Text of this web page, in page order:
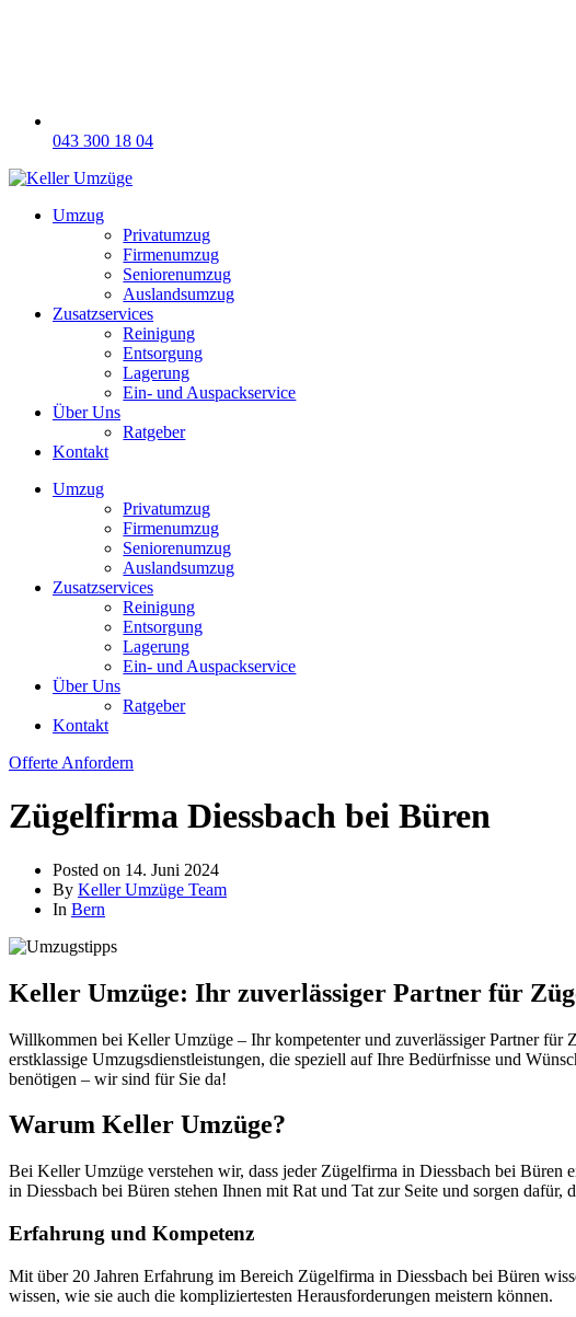
043 300 18 04
Umzug
Privatumzug
Firmenumzug
Seniorenumzug
Auslandsumzug
Zusatzservices
Reinigung
Entsorgung
Lagerung
Ein- und Auspackservice
Über Uns
Ratgeber
Kontakt
Umzug
Privatumzug
Firmenumzug
Seniorenumzug
Auslandsumzug
Zusatzservices
Reinigung
Entsorgung
Lagerung
Ein- und Auspackservice
Über Uns
Ratgeber
Kontakt
Offerte Anfordern
Zügelfirma Diessbach bei Büren
Posted on 14. Juni 2024
By Keller Umzüge Team
In Bern
Keller Umzüge: Ihr zuverlässiger Partner für
Willkommen bei Keller Umzüge – Ihr kompetenter und zuverlässiger Partner
erstklassige Umzugsdienstleistungen, die speziell auf Ihre Bedürfnisse und
benötigen – wir sind für Sie da!
Warum Keller Umzüge?
Bei Keller Umzüge verstehen wir, dass jeder Zügelfirma in Diessbach bei
in Diessbach bei Büren stehen Ihnen mit Rat und Tat zur Seite und sorgen
Erfahrung und Kompetenz
Mit über 20 Jahren Erfahrung im Bereich Zügelfirma in Diessbach bei Büren
wissen, wie sie auch die kompliziertesten Herausforderungen meistern können.